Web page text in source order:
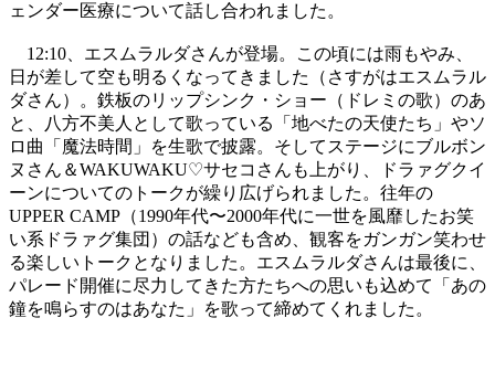
ェンダー医療について話し合われました。
12:10、エスムラルダさんが登場。この頃には雨もやみ、
日が差して空も明るくなってきました（さすがはエスムラル
ダさん）。鉄板のリップシンク・ショー（ドレミの歌）のあ
と、八方不美人として歌っている「地べたの天使たち」やソ
ロ曲「魔法時間」を生歌で披露。そしてステージにブルボン
ヌさん＆WAKUWAKU♡サセコさんも上がり、ドラァグクイ
ーンについてのトークが繰り広げられました。往年の
UPPER CAMP（1990年代〜2000年代に一世を風靡したお笑
い系ドラァグ集団）の話なども含め、観客をガンガン笑わせ
る楽しいトークとなりました。エスムラルダさんは最後に、
パレード開催に尽力してきた方たちへの思いも込めて「あの
鐘を鳴らすのはあなた」を歌って締めてくれました。